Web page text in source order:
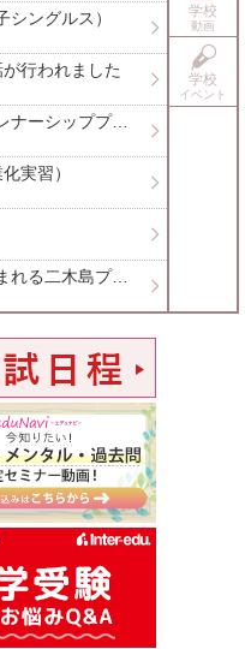
学校
動画
学校
イベント
ングルス）
行われました
東京女学館エストニア・アントレプレナーシッププログラム４日目
実習）
心が動き、身体からエネルギーが生まれる二木島プロジェクト〜地域が学校になる〜2日目